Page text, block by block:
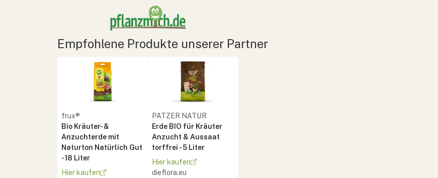
Empfohlene Produkte unserer Partner
frux®
Bio Kräuter- &
Anzuchterde mit
Naturton Natürlich Gut
- 18 Liter
Hier kaufen
PATZER NATUR
Erde BIO für Kräuter
Anzucht & Aussaat
torffrei - 5 Liter
Hier kaufen
dieflora.eu